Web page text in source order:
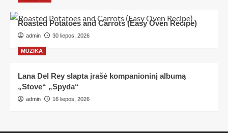
Roasted Potatoes and Carrots (Easy Oven Recipe)
admin 30 liepos, 2026
MUZIKA
Lana Del Rey slapta įrašė kompanioninį albumą
„Stove“ „Spyda“
admin 16 liepos, 2026